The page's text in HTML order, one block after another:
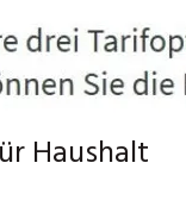
Haushalt